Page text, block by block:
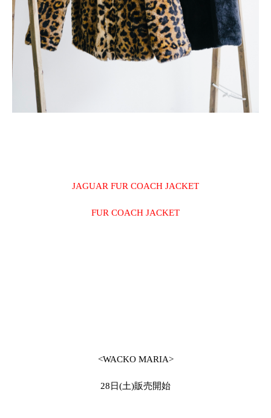
JAGUAR FUR COACH JACKET
FUR COACH JACKET
<WACKO MARIA>
28日(土)販売開始